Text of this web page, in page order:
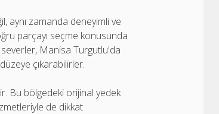
aynı zamanda deneyimli ve
parçayı seçme konusunda
Manisa Turgutlu'da
çıkarabilirler.
Bu bölgedeki orijinal yedek
de dikkat